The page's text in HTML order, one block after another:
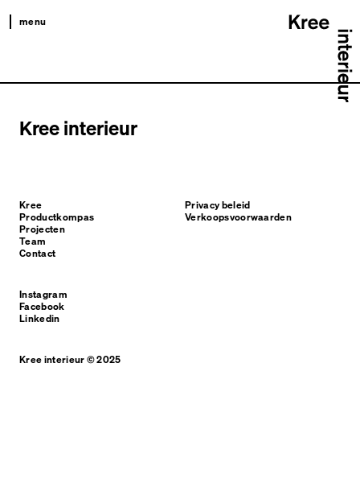
menu
productkompas
Kree interieur
Kree
Productkompas
Projecten
Team
Contact
Privacy beleid
Verkoopsvoorwaarden
Instagram
Facebook
Linkedin
Kree interieur © 2025